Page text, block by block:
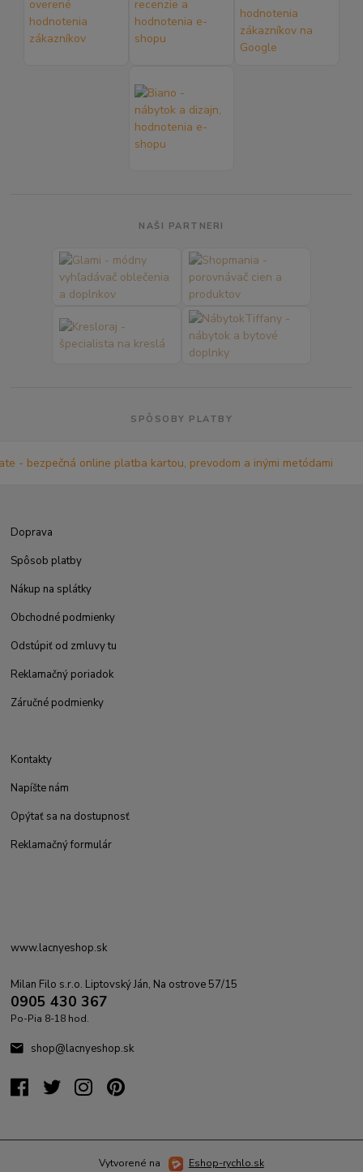
NAŠI PARTNERI
SPÔSOBY PLATBY
Doprava
Spôsob platby
Nákup na splátky
Obchodné podmienky
Odstúpiť od zmluvy tu
Reklamačný poriadok
Záručné podmienky
Kontakty
Napíšte nám
Opýtať sa na dostupnosť
Reklamačný formulár
www.lacnyeshop.sk
Milan Filo s.r.o. Liptovský Ján, Na ostrove 57/15
0905 430 367
Po-Pia 8-18 hod.
shop@lacnyeshop.sk
Vytvorené na Eshop-rychlo.sk